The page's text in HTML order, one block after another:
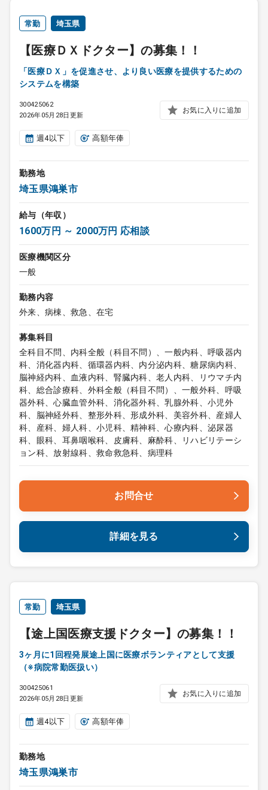
常勤 埼玉県
【医療ＤＸドクター】の募集！！
「医療ＤＸ」を促進させ、より良い医療を提供するための
システムを構築
300425062
2026年05月28日更新
お気に入りに追加
週4以下 高額年俸
勤務地
埼玉県鴻巣市
給与（年収）
1600万円 ～ 2000万円 応相談
医療機関区分
一般
勤務内容
外来、病棟、救急、在宅
募集科目
全科目不問、内科全般（科目不問）、一般内科、呼吸器内
科、消化器内科、循環器内科、内分泌内科、糖尿病内科、
脳神経内科、血液内科、腎臓内科、老人内科、リウマチ内
科、総合診療科、外科全般（科目不問）、一般外科、呼吸
器外科、心臓血管外科、消化器外科、乳腺外科、小児外
科、脳神経外科、整形外科、形成外科、美容外科、産婦人
科、産科、婦人科、小児科、精神科、心療内科、泌尿器
科、眼科、耳鼻咽喉科、皮膚科、麻酔科、リハビリテーシ
ョン科、放射線科、救命救急科、病理科
お問合せ
詳細を見る
常勤 埼玉県
【途上国医療支援ドクター】の募集！！
3ヶ月に1回程発展途上国に医療ボランティアとして支援
（※病院常勤医扱い）
300425061
2026年05月28日更新
お気に入りに追加
週4以下 高額年俸
勤務地
埼玉県鴻巣市